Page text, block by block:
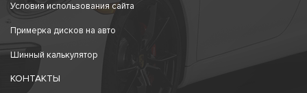
Условия использования сайта
Примерка дисков на авто
Шинный калькулятор
КОНТАКТЫ